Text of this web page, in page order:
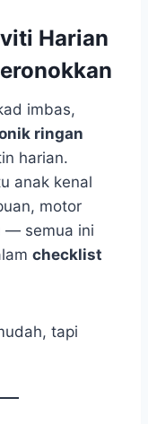
Harian
imbas,
ringan
harian.
anak kenal
motor
— semua ini
checklist
tapi